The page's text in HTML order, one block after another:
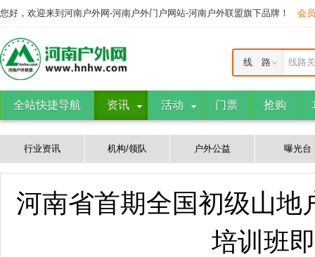
您好，欢迎来到河南户外网-河南户外门户网站-河南户外联盟旗下品牌！ 会
线路
线 路
全站快捷导航 资讯 活动 门票 抢购
行业资讯 机构/领队 户外公益 曝光台
河南省首期全国初级山地
培训班